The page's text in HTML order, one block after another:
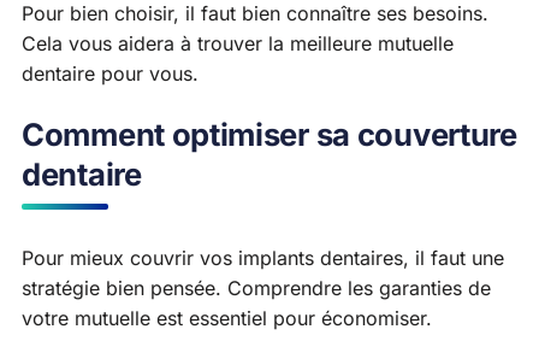
Pour bien choisir, il faut bien connaître ses besoins.
Cela vous aidera à trouver la meilleure mutuelle
dentaire pour vous.
Comment optimiser sa couverture
dentaire
Pour mieux couvrir vos implants dentaires, il faut une
stratégie bien pensée. Comprendre les garanties de
votre mutuelle est essentiel pour économiser.